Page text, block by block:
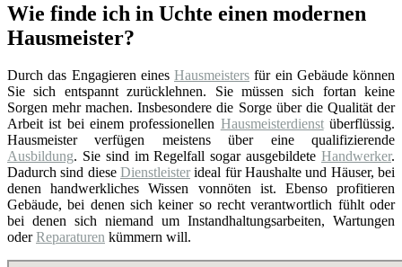
Wie finde ich in Uchte einen modernen
Hausmeister?
Durch das Engagieren eines Hausmeisters für ein Gebäude können
Sie sich entspannt zurücklehnen. Sie müssen sich fortan keine
Sorgen mehr machen. Insbesondere die Sorge über die Qualität der
Arbeit ist bei einem professionellen Hausmeisterdienstüberflüssig.
Hausmeister verfügen meistens über eine qualifizierende
Ausbildung. Sie sind im Regelfall sogar ausgebildete Handwerker.
Dadurch sind diese Dienstleister ideal für Haushalte und Häuser, bei
denen handwerkliches Wissen vonnöten ist. Ebenso profitieren
Gebäude, bei denen sich keiner so recht verantwortlich fühlt oder
bei denen sich niemand um Instandhaltungsarbeiten, Wartungen
oderReparaturen kümmern will.